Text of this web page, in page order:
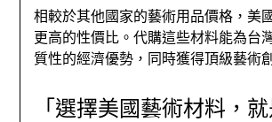
相較於其他國家的藝術用品價格，美
更高的性價比。代購這些材料能為台
質性的經濟優勢，同時獲得頂級藝術
「選擇美國藝術材料，